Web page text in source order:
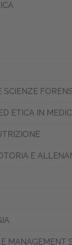
FORENSI
ETICA IN
E
MANAGEMENT